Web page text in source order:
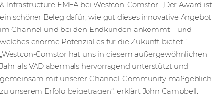
& Infrastructure EMEA bei Westcon-Comstor. „Der Award ist
ein schöner Beleg dafür, wie gut dieses innovative Angebot
im Channel und bei den Endkunden ankommt – und
welches enorme Potenzial es für die Zukunft bietet.“
„Westcon-Comstor hat uns in diesem außergewöhnlichen
Jahr als VAD abermals hervorragend unterstützt und
gemeinsam mit unserer Channel-Community maßgeblich
zu unserem Erfolg beigetragen“, erklärt John Campbell,